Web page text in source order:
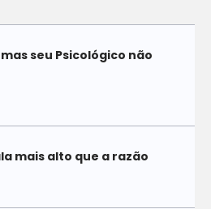
seu Psicológico não
mais alto que a razão